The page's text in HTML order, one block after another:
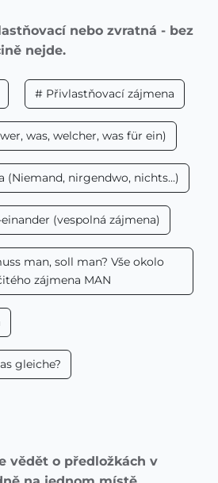
nebo zvratná - bez
nejde.
# Přivlastňovací zájmena
was, welcher, was für ein)
(Niemand, nirgendwo, nichts...)
(vespolná zájmena)
man, soll man? Vše okolo
zájmena MAN
gleiche?
vědět o předložkách v